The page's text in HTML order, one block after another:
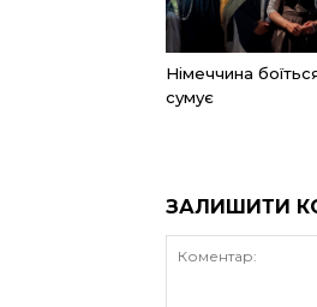
Німеччина
сумує
ЗАЛИШИТИ